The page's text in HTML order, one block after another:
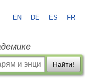
EN DE ES FR
Найти!